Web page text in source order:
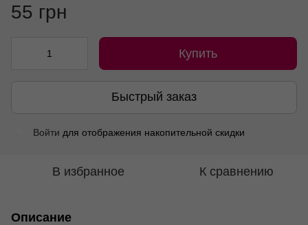
55 грн
Купить
Быстрый заказ
Войти для отображения накопительной скидки
В избранное К сравнению
Описание